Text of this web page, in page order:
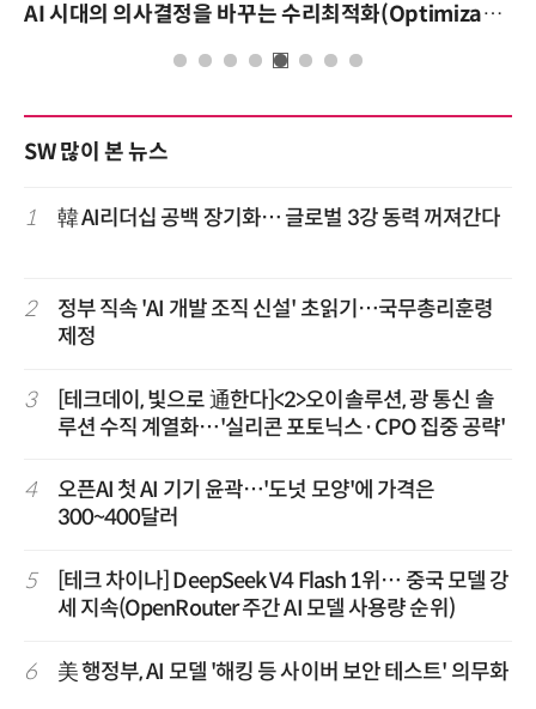
AI 시대의 의사결정을 바꾸는 수리최적화(Optimization): 실제 산업 적용 사례와 활용 전략
SW 많이 본 뉴스
1 韓 AI리더십 공백 장기화… 글로벌 3강 동력 꺼져간다
2
정부 직속 'AI 개발 조직 신설' 초읽기…국무총리훈령
제정
3
[테크데이, 빛으로 通한다]<2>오이솔루션, 광 통신 솔
루션 수직 계열화…'실리콘 포토닉스·CPO 집중 공략'
4
오픈AI 첫 AI 기기 윤곽…'도넛 모양'에 가격은
300~400달러
5
[테크 차이나] DeepSeek V4 Flash 1위… 중국 모델 강
세 지속(OpenRouter 주간 AI 모델 사용량 순위)
6 美 행정부, AI 모델 '해킹 등 사이버 보안 테스트' 의무화